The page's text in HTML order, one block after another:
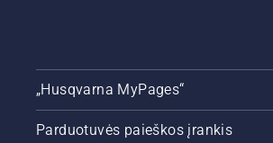
„Husqvarna MyPages“
Parduotuvės paieškos įrankis